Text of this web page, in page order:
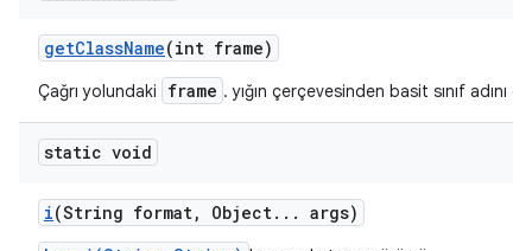
getClassName(int frame)
Çağrı yolundaki frame . yığın çerçevesinden basit sınıf adını
static void
i(String format, Object. . . args)